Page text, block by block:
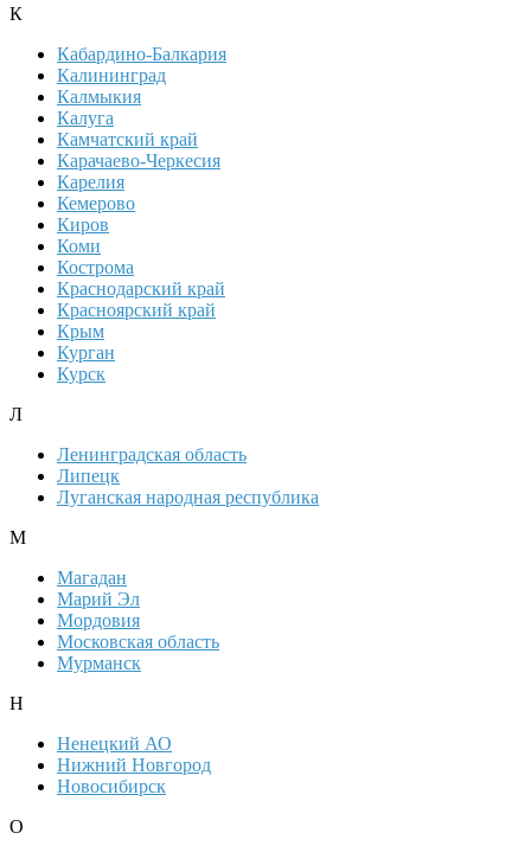
К
Кабардино-Балкария
Калининград
Калмыкия
Калуга
Камчатский край
Карачаево-Черкесия
Карелия
Кемерово
Киров
Коми
Кострома
Краснодарский край
Красноярский край
Крым
Курган
Курск
Л
Ленинградская область
Липецк
Луганская народная республика
М
Магадан
Марий Эл
Мордовия
Московская область
Мурманск
Н
Ненецкий АО
Нижний Новгород
Новосибирск
О